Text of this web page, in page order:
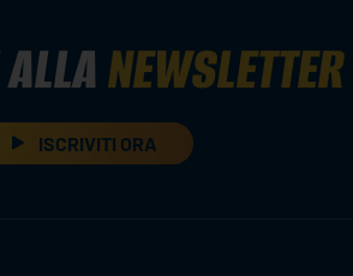
NEWSLETTER
ISCRIVITI ORA